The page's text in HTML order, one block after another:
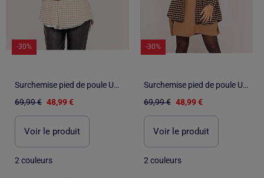
-30%
Surchemise pied de poule UVEL
69,99 € 48,99 €
Voir le produit
2 couleurs
-30%
Surchemise pied de poule UVEL
69,99 € 48,99 €
Voir le produit
2 couleurs